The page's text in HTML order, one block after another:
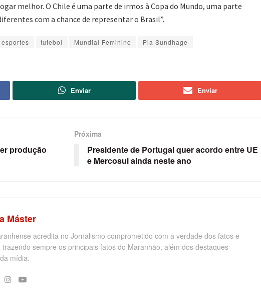
melhor. O Chile é uma parte de irmos à Copa do Mundo, uma parte
com a chance de representar o Brasil”.
esportes futebol Mundial Feminino
Pia Sundhage
Enviar Enviar
produção
Próxima
Presidente de Portugal quer acordo entre UE
e Mercosul ainda neste ano
Máster
acredita no Jornalismo comprometido com a verdade dos fatos e
trazendo sempre os principais fatos do Maranhão, além dos destaques
mídia.